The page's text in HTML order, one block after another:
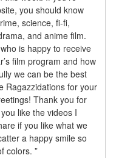
you should know
science, fi-fi,
and anime film.
is happy to receive
film program and how
we can be the best
Ragazzidations for your
Thank you for
like the videos I
if you like what we
a happy smile so
colors. ”